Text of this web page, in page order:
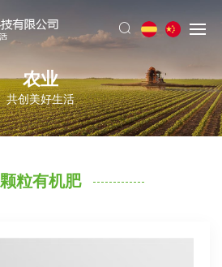
农业
共创美好生活
颗粒有机肥